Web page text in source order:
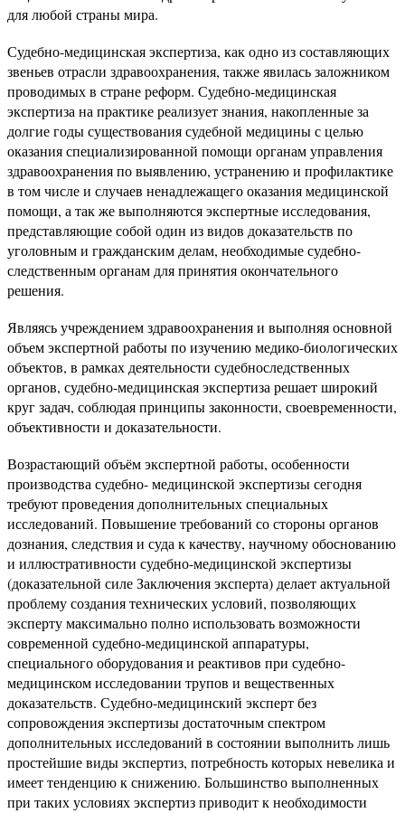
для любой страны мира.
Судебно-медицинская экспертиза, как одно из составляющих
звеньев отрасли здравоохранения, также явилась заложником
проводимых в стране реформ. Судебно-медицинская
экспертиза на практике реализует знания, накопленные за
долгие годы существования судебной медицины с целью
оказания специализированной помощи органам управления
здравоохранения по выявлению, устранению и профилактике
в том числе и случаев ненадлежащего оказания медицинской
помощи, а так же выполняются экспертные исследования,
представляющие собой один из видов доказательств по
уголовным и гражданским делам, необходимые судебно-
следственным органам для принятия окончательного
решения.
Являясь учреждением здравоохранения и выполняя основной
объем экспертной работы по изучению медико-биологических
объектов, в рамках деятельности судебноследственных
органов, судебно-медицинская экспертиза решает широкий
круг задач, соблюдая принципы законности, своевременности,
объективности и доказательности.
Возрастающий объём экспертной работы, особенности
производства судебно- медицинской экспертизы сегодня
требуют проведения дополнительных специальных
исследований. Повышение требований со стороны органов
дознания, следствия и суда к качеству, научному обоснованию
и иллюстративности судебно-медицинской экспертизы
(доказательной силе Заключения эксперта) делает актуальной
проблему создания технических условий, позволяющих
эксперту максимально полно использовать возможности
современной судебно-медицинской аппаратуры,
специального оборудования и реактивов при судебно-
медицинском исследовании трупов и вещественных
доказательств. Судебно-медицинский эксперт без
сопровождения экспертизы достаточным спектром
дополнительных исследований в состоянии выполнить лишь
простейшие виды экспертиз, потребность которых невелика и
имеет тенденцию к снижению. Большинство выполненных
при таких условиях экспертиз приводит к необходимости